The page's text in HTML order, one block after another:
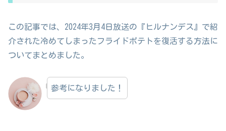
この記事では、2024年3月4日放送の『ヒルナンデス』で紹
介された冷めてしまったフライドポテトを復活する方法に
ついてまとめました。
参考になりました！